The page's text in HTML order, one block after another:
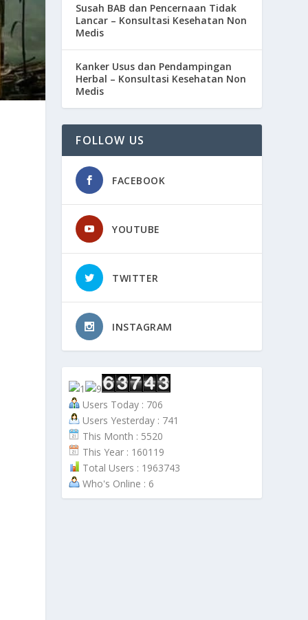
Susah BAB dan Pencernaan Tidak
Lancar – Konsultasi Kesehatan Non
Medis
Kanker Usus dan Pendampingan
Herbal – Konsultasi Kesehatan Non
Medis
FOLLOW US
FACEBOOK
YOUTUBE
TWITTER
INSTAGRAM
Users Today : 706
Users Yesterday : 741
This Month : 5520
This Year : 160119
Total Users : 1963743
Who's Online : 6